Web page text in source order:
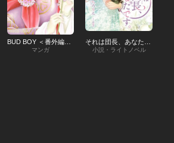
BUD BOY ＜番外編＞春指南(こいのてほどき)
マンガ 小説・ライトノベル